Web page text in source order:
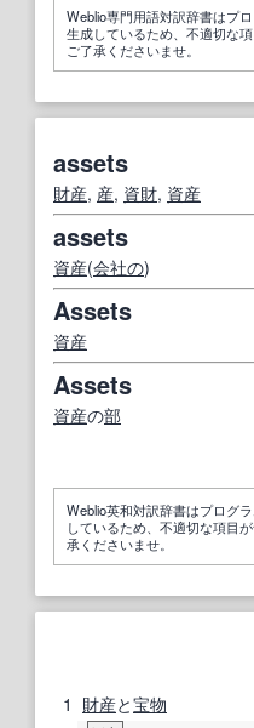
Weblio専門用語対訳辞書はプ
生成しているため、不適切な
ご了承くださいませ。
assets
財産, 産, 資財, 資産
assets
資産(会社の)
Assets
資産
Assets
資産の部
Weblio英和対訳辞書はプログ
しているため、不適切な項目
承くださいませ。
1 財産と宝物